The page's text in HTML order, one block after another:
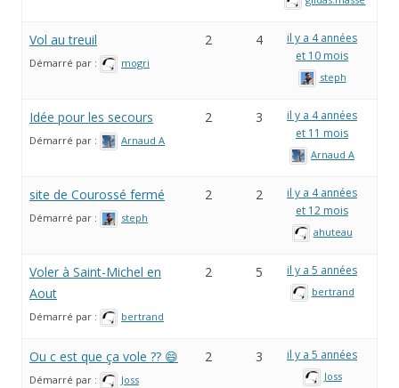
Vol au treuil
Démarré par : mogri
2 4
il y a 4 années
et 10 mois
steph
Idée pour les secours
Démarré par : Arnaud A
2 3
il y a 4 années
et 11 mois
Arnaud A
site de Courossé fermé
Démarré par : steph
2 2
il y a 4 années
et 12 mois
ahuteau
Voler à Saint-Michel en
Aout
Démarré par : bertrand
2 5 il y a 5 années
bertrand
Ou c est que ça vole ?? 😄
Démarré par : Joss
2 3 il y a 5 années
Joss